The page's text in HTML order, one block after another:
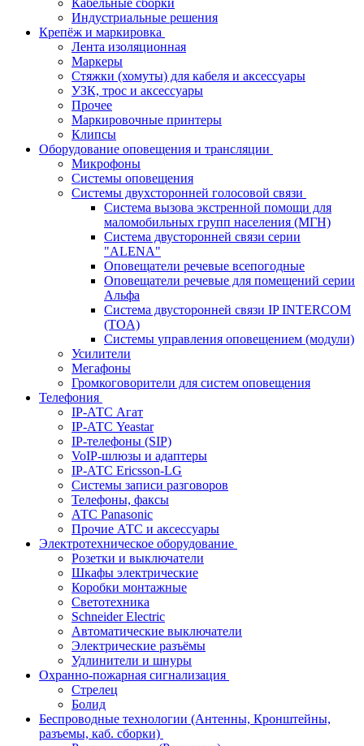
Кабельные сборки
Индустриальные решения
Крепёж и маркировка
Лента изоляционная
Маркеры
Стяжки (хомуты) для кабеля и аксессуары
УЗК, трос и аксессуары
Прочее
Маркировочные принтеры
Клипсы
Оборудование оповещения и трансляции
Микрофоны
Системы оповещения
Системы двухсторонней голосовой связи
Система вызова экстренной помощи для
маломобильных групп населения (МГН)
Система двусторонней связи серии
"ALENA"
Оповещатели речевые всепогодные
Оповещатели речевые для помещений серии
Альфа
Система двусторонней связи IP INTERCOM
(TOA)
Системы управления оповещением (модули)
Усилители
Мегафоны
Громкоговорители для систем оповещения
Телефония
IP-АТС Агат
IP-АТС Yeastar
IP-телефоны (SIP)
VoIP-шлюзы и адаптеры
IP-АТС Ericsson-LG
Системы записи разговоров
Телефоны, факсы
АТС Panasonic
Прочие АТС и аксессуары
Электротехническое оборудование
Розетки и выключатели
Шкафы электрические
Коробки монтажные
Светотехника
Schneider Electric
Автоматические выключатели
Электрические разъёмы
Удлинители и шнуры
Охранно-пожарная сигнализация
Стрелец
Болид
Беспроводные технологии (Антенны, Кронштейны,
разъемы, каб. сборки)